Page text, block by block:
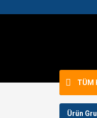
TÜM
Ürün